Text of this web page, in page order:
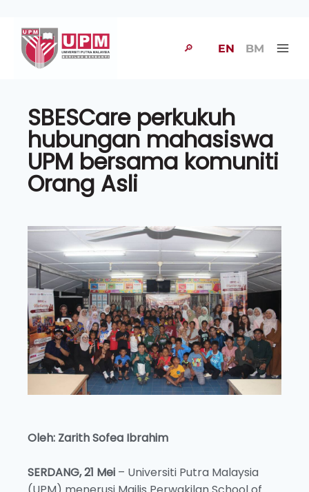
🔎 EN BM
SBESCare perkukuh
hubungan mahasiswa
UPM bersama komuniti
Orang Asli
Oleh: Zarith Sofea Ibrahim
SERDANG, 21 Mei – Universiti Putra Malaysia